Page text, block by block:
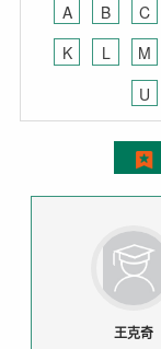
A B C
K
L M
U
王克奇